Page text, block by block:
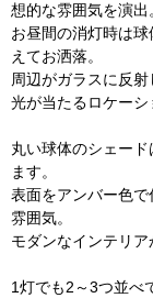
想的な雰囲気を演出
お昼間の消灯時は
えてお洒落。
周辺がガラスに反射
光が当たるロケーシ
丸い球体のシェー
ます。
表面をアンバー色
雰囲気。
モダンなインテリア
1灯でも2～3つ並べ